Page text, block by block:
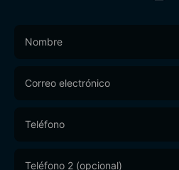
Form